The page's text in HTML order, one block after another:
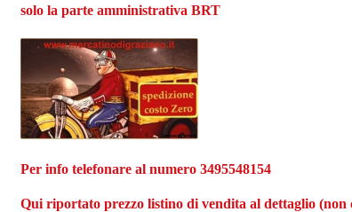
solo la parte amministrativa BRT
Per info telefonare al numero 3495548154
Qui riportato prezzo listino di vendita al dettaglio (non